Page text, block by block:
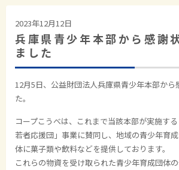
2023年12月12日
兵庫県青少年本部から感謝
ました
12月5日、公益財団法人兵庫県青少年本部か
た。
コープこうべは、これまで当該本部が実施す
若者応援団」事業に賛同し、地域の青少年育
体に菓子類や飲料などを提供しております。
これらの物資を受け取られた青少年育成団体